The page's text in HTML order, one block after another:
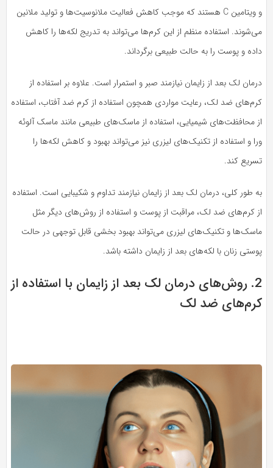
و ویتامین C هستند که موجب کاهش فعالیت ملانوسیت‌ها و تولید ملانین
می‌شوند. استفاده منظم از این کرم‌ها می‌تواند به تدریج لکه‌ها را کاهش
داده و پوست را به حالت طبیعی برگرداند.
درمان لک بعد از زایمان نیازمند صبر و استمرار است. علاوه بر استفاده از
کرم‌های ضد لک، رعایت مواردی همچون استفاده از کرم ضد آفتاب، استفاده
از محافظت‌های شیمیایی، استفاده از ماسک‌های طبیعی مانند ماسک آلوئه
ورا و استفاده از تکنیک‌های لیزری نیز می‌تواند بهبود و کاهش لکه‌ها را
تسریع کند.
به طور کلی، درمان لک بعد از زایمان نیازمند تداوم و شکیبایی است. استفاده
از کرم‌های ضد لک، مراقبت از پوست و استفاده از روش‌های دیگر مثل
ماسک‌ها و تکنیک‌های لیزری می‌تواند بهبود بخشی قابل توجهی در حالت
پوستی زنان با لکه‌های بعد از زایمان داشته باشد.
2. روش‌های درمان لک بعد از زایمان با استفاده از
کرم‌های ضد لک